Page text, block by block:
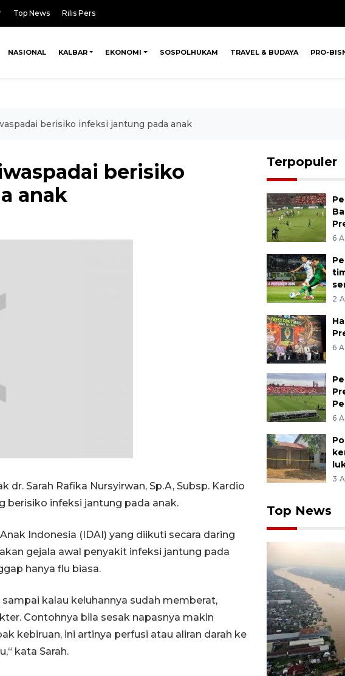
Top News Rilis Pers
NASIONAL KALBAR EKONOMI SOSPOLHUKAM TRAVEL & BUDAYA PRO-
berisiko infeksi jantung pada anak
berisiko
anak
dr. Sarah Rafika Nursyirwan, Sp.A, Subsp. Kardio
berisiko infeksi jantung pada anak.
Indonesia (IDAI) yang diikuti secara daring
gejala awal penyakit infeksi jantung pada
hanya flu biasa.
kalau keluhannya sudah memberat,
Contohnya bila sesak napasnya makin
kebiruan, ini artinya perfusi atau aliran darah ke
kata Sarah.
Terpopuler
6
2
6
6
3
Top News